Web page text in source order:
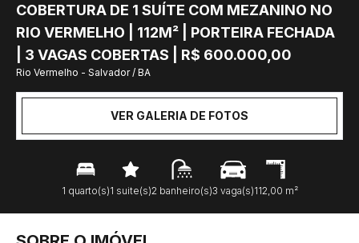
COBERTURA DE 1 SUÍTE COM MEZANINO NO
RIO VERMELHO | 112M² | PORTEIRA FECHADA
| 3 VAGAS COBERTAS | R$ 600.000,00
Rio Vermelho - Salvador / BA
VER GALERIA DE FOTOS
1 quarto(s)1 suite(s)2 banheiro(s)3 vaga(s)112,00 m²